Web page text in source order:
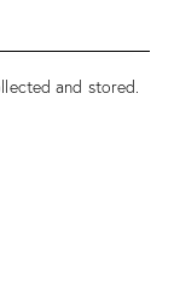
and stored.